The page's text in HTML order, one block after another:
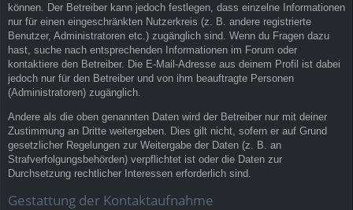
können. Der Betreiber kann jedoch festlegen, dass einzelne Informationen
nur für einen eingeschränkten Nutzerkreis (z. B. andere registrierte
Benutzer, Administratoren etc.) zugänglich sind. Wenn du Fragen dazu
hast, suche nach entsprechenden Informationen im Forum oder
kontaktiere den Betreiber. Die E-Mail-Adresse aus deinem Profil ist dabei
jedoch nur für den Betreiber und von ihm beauftragte Personen
(Administratoren) zugänglich.
Andere als die oben genannten Daten wird der Betreiber nur mit deiner
Zustimmung an Dritte weitergeben. Dies gilt nicht, sofern er auf Grund
gesetzlicher Regelungen zur Weitergabe der Daten (z. B. an
Strafverfolgungsbehörden) verpflichtet ist oder die Daten zur
Durchsetzung rechtlicher Interessen erforderlich sind.
Gestattung der Kontaktaufnahme